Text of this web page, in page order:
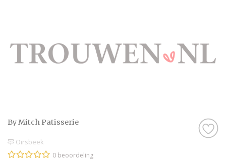
By Mitch Patisserie
Oirsbeek
0 beoordeling